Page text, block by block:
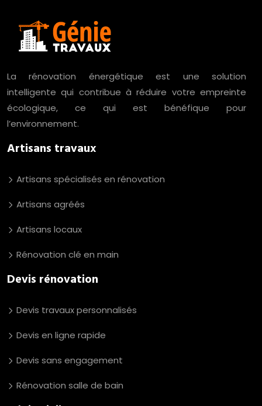
La rénovation énergétique est une solution
intelligente qui contribue à réduire votre empreinte
écologique, ce qui est bénéfique pour
l’environnement.
Artisans travaux
Artisans spécialisés en rénovation
Artisans agréés
Artisans locaux
Rénovation clé en main
Devis rénovation
Devis travaux personnalisés
Devis en ligne rapide
Devis sans engagement
Rénovation salle de bain